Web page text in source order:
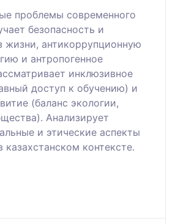
проблемы современного
безопасность и
жизни, антикоррупционную
и антропогенное
инклюзивное
доступ к обучению) и
(баланс экологии,
Анализирует
и этические аспекты
казахстанском контексте.